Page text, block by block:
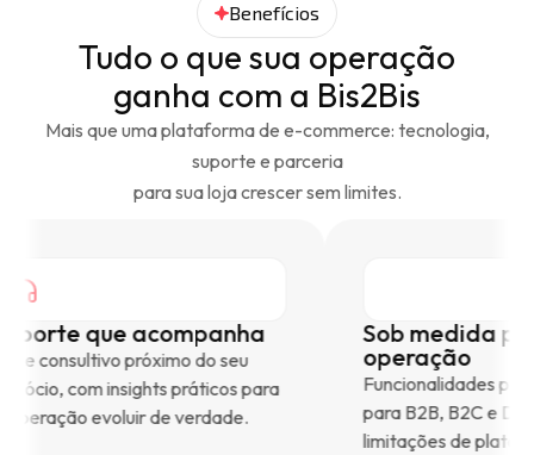
Benefícios
Tudo o que sua operação
ganha com a Bis2Bis
Mais que uma plataforma de e-commerce: tecnologia,
suporte e parceria
para sua loja crescer sem limites.
Suporte que acompanha
Time consultivo próximo do seu
negócio, com insights práticos para
a operação evoluir de verdade.
Sob
para B2B,
limitações